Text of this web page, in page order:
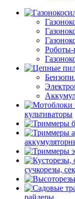
Роботы-
культиваторы
сучкорезы,
райдеры